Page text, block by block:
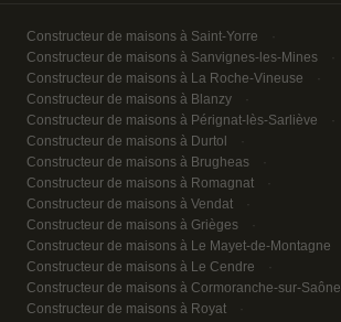
Constructeur de maisons à Saint-Yorre
Constructeur de maisons à Sanvignes-les-Mines
Constructeur de maisons à La Roche-Vineuse
Constructeur de maisons à Blanzy
Constructeur de maisons à Pérignat-lès-Sarliève
Constructeur de maisons à Durtol
Constructeur de maisons à Brugheas
Constructeur de maisons à Romagnat
Constructeur de maisons à Vendat
Constructeur de maisons à Grièges
Constructeur de maisons à Le Mayet-de-Montagne
Constructeur de maisons à Le Cendre
Constructeur de maisons à Cormoranche-sur-Saône
Constructeur de maisons à Royat